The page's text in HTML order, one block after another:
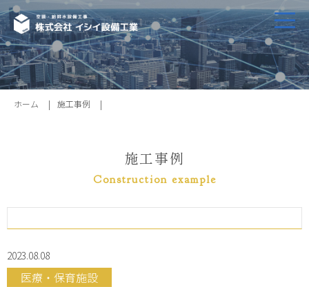
ホーム 施工事例
施工事例
Construction example
2023.08.08
医療・保育施設